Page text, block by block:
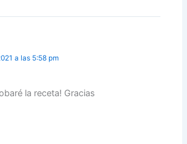
a las 5:58 pm
la receta! Gracias